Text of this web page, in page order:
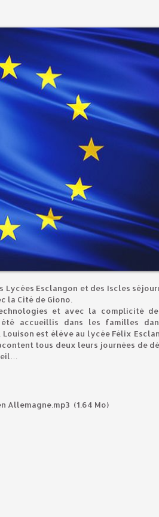
Lycées Esclangon et des Iscles
la Cité de Giono.
et avec la complicité
accueillis dans les familles
est élève au lycée Félix
tous deux leurs journées de
Allemagne.mp3 (1.64 Mo)